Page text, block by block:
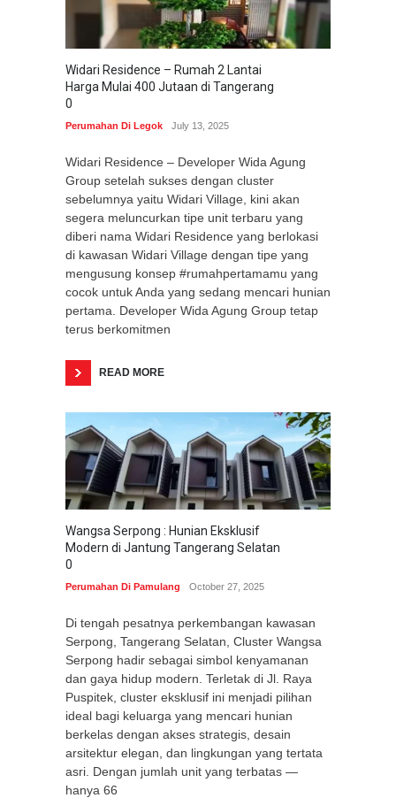
Widari Residence – Rumah 2 Lantai
Harga Mulai 400 Jutaan di Tangerang
0
Perumahan Di Legok July 13, 2025
Widari Residence – Developer Wida Agung
Group setelah sukses dengan cluster
sebelumnya yaitu Widari Village, kini akan
segera meluncurkan tipe unit terbaru yang
diberi nama Widari Residence yang berlokasi
di kawasan Widari Village dengan tipe yang
mengusung konsep #rumahpertamamu yang
cocok untuk Anda yang sedang mencari hunian
pertama. Developer Wida Agung Group tetap
terus berkomitmen
READ MORE
Wangsa Serpong : Hunian Eksklusif
Modern di Jantung Tangerang Selatan
0
Perumahan Di Pamulang October 27, 2025
Di tengah pesatnya perkembangan kawasan
Serpong, Tangerang Selatan, Cluster Wangsa
Serpong hadir sebagai simbol kenyamanan
dan gaya hidup modern. Terletak di Jl. Raya
Puspitek, cluster eksklusif ini menjadi pilihan
ideal bagi keluarga yang mencari hunian
berkelas dengan akses strategis, desain
arsitektur elegan, dan lingkungan yang tertata
asri. Dengan jumlah unit yang terbatas —
hanya 66